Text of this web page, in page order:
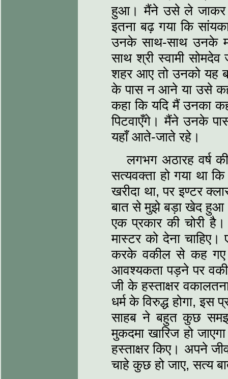
हुआ। मैंने उसे ले जाकर
इतना बढ़ गया कि
उनके साथ-साथ उनके
साथ श्री स्वामी
शहर आए तो उनको यह
के पास न आने या उसे
कहा कि यदि मैं उनका
पिटवाएँगे। मैंने उनके
यहाँ आते-जाते रहे।
लगभग अठारह वर्ष
सत्यवक्‍ता हो गया था
खरीदा था, पर इण्टर
बात से मुझे बड़ा खेद
एक प्रकार की चोरी
मास्टर को देना चाहिए।
करके वकील से कह
आवश्यकता पड़ने पर
जी के हस्ताक्षर
धर्म के विरुद्ध होगा, इस
साहब ने बहुत कुछ
मुकदमा खारिज हो
हस्ताक्षर किए। अपने
चाहे कुछ हो जाए, सत्य